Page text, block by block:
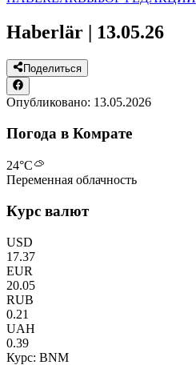
Haberlär | 13.05.26
Поделиться
Опубликовано: 13.05.2026
Погода в Комрате
24°C
Переменная облачность
Курс валют
USD
17.37
EUR
20.05
RUB
0.21
UAH
0.39
Курс: BNM